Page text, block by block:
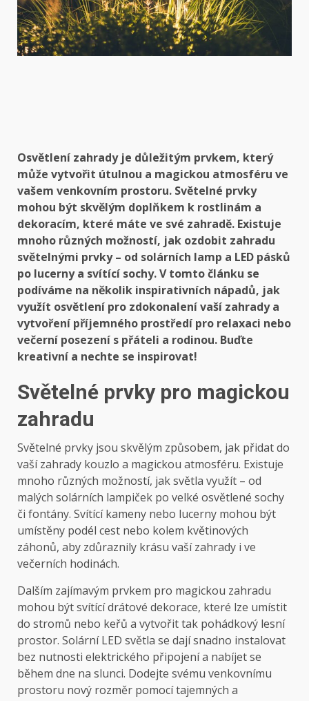
Osvětlení zahrady je důležitým prvkem, který
může vytvořit útulnou a magickou atmosféru ve
vašem venkovním prostoru. Světelné prvky
mohou být skvělým doplňkem k rostlinám a
dekoracím, které máte ve své zahradě. Existuje
mnoho různých možností, jak ozdobit zahradu
světelnými prvky – od solárních lamp a LED pásků
po lucerny a svítící sochy. V tomto článku se
podíváme na několik inspirativních nápadů, jak
využít osvětlení pro zdokonalení vaší zahrady a
vytvoření příjemného prostředí pro relaxaci nebo
večerní posezení s přáteli a rodinou. Buďte
kreativní a nechte se inspirovat!
Světelné prvky pro magickou
zahradu
Světelné prvky jsou skvělým způsobem, jak přidat do
vaší zahrady kouzlo a magickou atmosféru. Existuje
mnoho různých možností, jak světla využít – od
malých solárních lampiček po velké osvětlené sochy
či fontány. Svítící kameny nebo lucerny mohou být
umístěny podél cest nebo kolem květinových
záhonů, aby zdůraznily krásu vaší zahrady i ve
večerních hodinách.
Dalším zajímavým prvkem pro magickou zahradu
mohou být svítící drátové dekorace, které lze umístit
do stromů nebo keřů a vytvořit tak pohádkový lesní
prostor. Solární LED světla se dají snadno instalovat
bez nutnosti elektrického připojení a nabíjet se
během dne na slunci. Dodejte svému venkovnímu
prostoru nový rozměr pomocí tajemných a